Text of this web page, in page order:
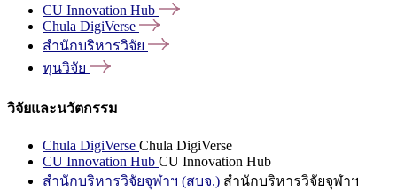
CU Innovation Hub
Chula DigiVerse
สำนักบริหารวิจัย
ทุนวิจัย
วิจัยและนวัตกรรม
Chula DigiVerse Chula DigiVerse
CU Innovation Hub CU Innovation Hub
สำนักบริหารวิจัยจุฬาฯ (สบจ.) สำนักบริหารวิจัยจุฬาฯ